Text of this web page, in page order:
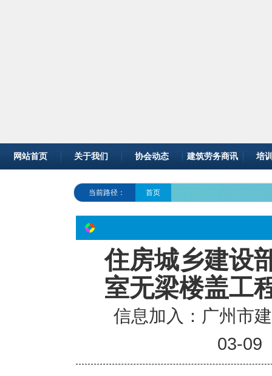
网站首页 关于我们 协会动态 建筑劳务商讯 培
当前路径： 首页
住房城乡建设
室无梁楼盖工
信息加入：广州市
03-09